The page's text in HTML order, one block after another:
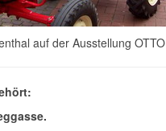
auf der Ausstellung OTTO